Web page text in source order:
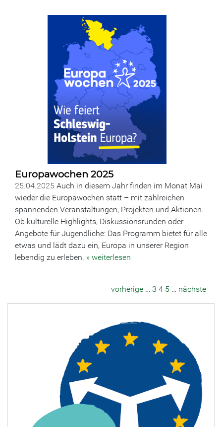
Europawochen 2025
25.04.2025 Auch in diesem Jahr finden im Monat Mai
wieder die Europawochen statt – mit zahlreichen
spannenden Veranstaltungen, Projekten und Aktionen.
Ob kulturelle Highlights, Diskussionsrunden oder
Angebote für Jugendliche: Das Programm bietet für alle
etwas und lädt dazu ein, Europa in unserer Region
lebendig zu erleben. » weiterlesen
vorherige … 3 4 5 … nächste